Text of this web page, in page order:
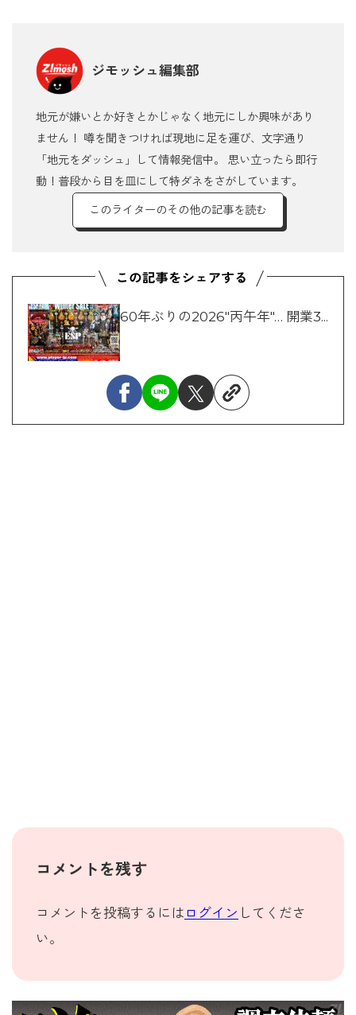
ジモッシュ編集部
地元が嫌いとか好きとかじゃなく地元にしか興味があり
ません！ 噂を聞きつければ現地に足を運び、文字通り
「地元をダッシュ」して情報発信中。 思い立ったら即行
動！普段から目を皿にして特ダネをさがしています。
このライターのその他の記事を読む
60年ぶりの2026"丙午年"… 開業3...
コメントを残す
コメントを投稿するには ログイン してくださ
い。